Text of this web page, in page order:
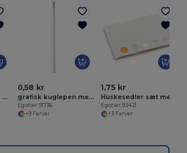
ABS kuglepen med metalclips
0,58 kr
grafisk kuglepen med viskelæder
Egotier 91736
+9 Farver
1,75 kr
Egotier 93421
+3 Farver